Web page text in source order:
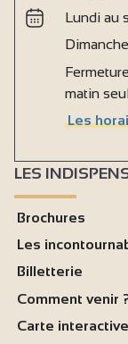
Lundi au
matin
Les
LES
Brochures
Les
Billetterie
Comment venir
Carte interactive